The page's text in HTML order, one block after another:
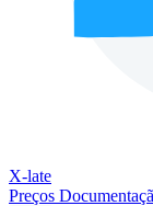
X-late
Preços